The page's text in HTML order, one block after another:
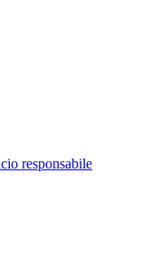
responsabile